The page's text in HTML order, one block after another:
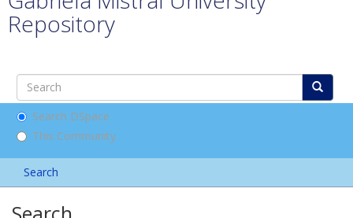
Repository
Search DSpace
This Community
Search